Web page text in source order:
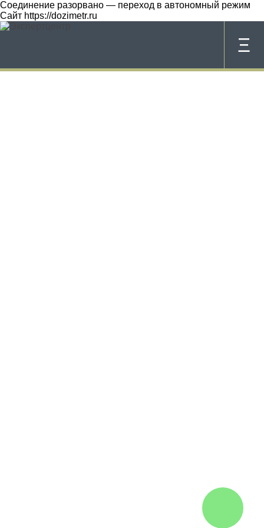
Соединение разорвано — переход в автономный режим
Сайт https://dozimetr.ru
Ξ